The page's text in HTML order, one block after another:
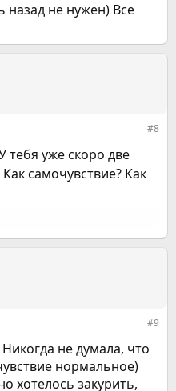
назад не нужен) Все
#8
тебя уже скоро две
Как самочувствие? Как
#9
не думала, что
нормальное)
хотелось закурить,